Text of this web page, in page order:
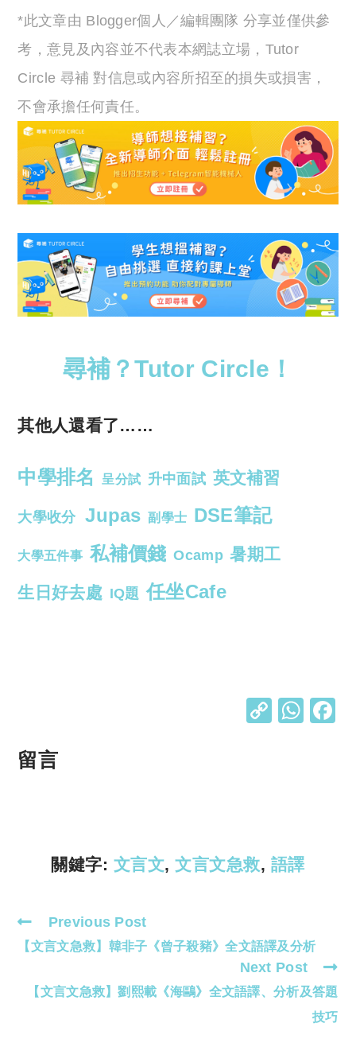
*此文章由 Blogger個人／編輯團隊 分享並僅供參
考，意見及內容並不代表本網誌立場，Tutor
Circle 尋補 對信息或內容所招至的損失或損害，
不會承擔任何責任。
尋補？Tutor Circle！
其他人還看了……
中學排名 呈分試 升中面試 英文補習
大學收分 Jupas 副學士 DSE筆記
大學五件事 私補價錢 Ocamp 暑期工
生日好去處 IQ題 任坐Cafe
C
k
W
留言
關鍵字: 文言文, 文言文急救, 語譯
Read
more
Previous Post
【文言文急救】韓非子《曾子殺豬》全文語譯及分析
Next Post
【文言文急救】劉熙載《海鷗》全文語譯、分析及答題
技巧